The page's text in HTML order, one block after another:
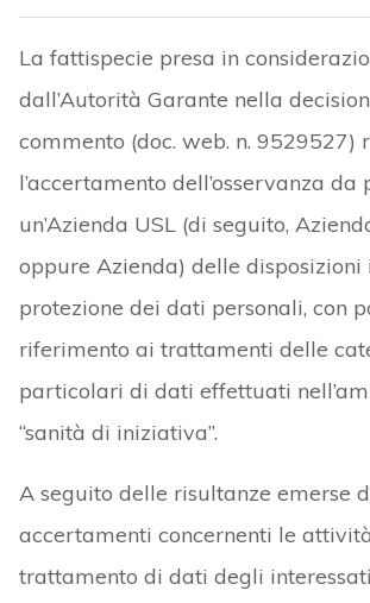
La fattispecie presa in
dall’Autorità Garante nella
commento (doc. web. n. 9529527)
l’accertamento dell’osservanza da
un’Azienda USL (di seguito,
oppure Azienda) delle
protezione dei dati personali, con
riferimento ai trattamenti delle
particolari di dati effettuati
“sanità di iniziativa”.
A seguito delle risultanze emerse
accertamenti concernenti le
trattamento di dati degli